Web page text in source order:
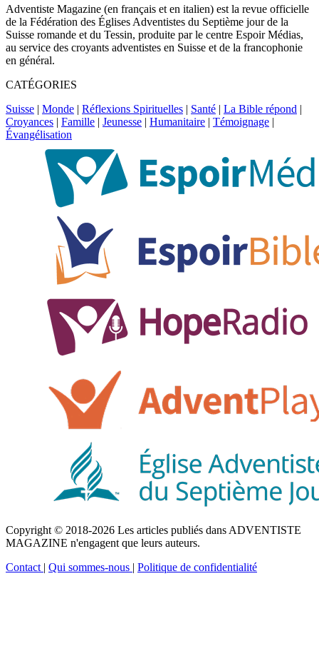
Adventiste Magazine (en français et en italien) est la revue officielle
de la Fédération des Églises Adventistes du Septième jour de la
Suisse romande et du Tessin, produite par le centre Espoir Médias,
au service des croyants adventistes en Suisse et de la francophonie
en général.
CATÉGORIES
Suisse | Monde | Réflexions Spirituelles | Santé | La Bible répond |
Croyances | Famille | Jeunesse | Humanitaire | Témoignage |
Évangélisation
Copyright © 2018-2026 Les articles publiés dans ADVENTISTE
MAGAZINE n'engagent que leurs auteurs.
Contact | Qui sommes-nous | Politique de confidentialité